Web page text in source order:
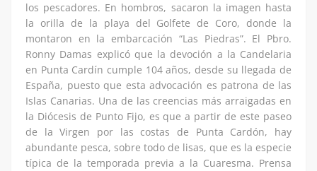
los pescadores. En hombros, sacaron la imagen hasta
la orilla de la playa del Golfete de Coro, donde la
montaron en la embarcación “Las Piedras”. El Pbro.
Ronny Damas explicó que la devoción a la Candelaria
en Punta Cardín cumple 104 años, desde su llegada de
España, puesto que esta advocación es patrona de las
Islas Canarias. Una de las creencias más arraigadas en
la Diócesis de Punto Fijo, es que a partir de este paseo
de la Virgen por las costas de Punta Cardón, hay
abundante pesca, sobre todo de lisas, que es la especie
típica de la temporada previa a la Cuaresma. Prensa